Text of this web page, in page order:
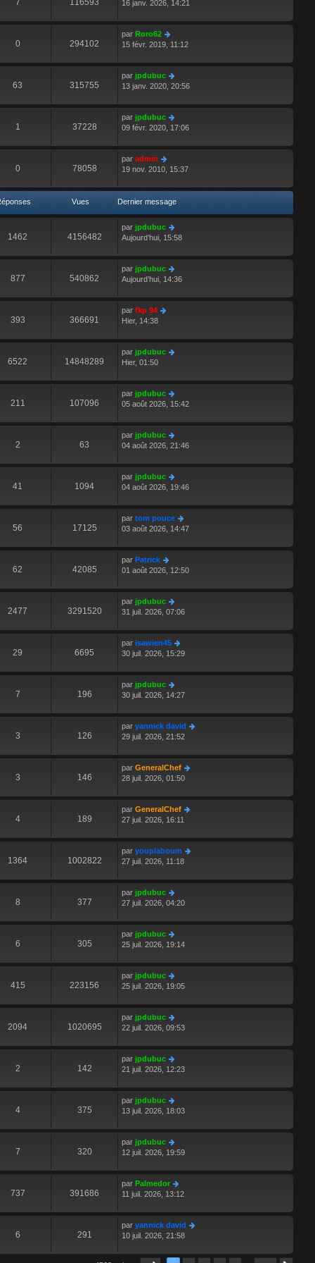
7 116593
16 janv. 2026, 14:21
0 294102
par Roro62
15 févr. 2019, 11:12
63 315755
par jpdubuc
13 janv. 2020, 20:56
1 37228
par jpdubuc
09 févr. 2020, 17:06
0 78058
par admin
19 nov. 2010, 15:37
Vues Dernier message
1462 4156482
par jpdubuc
Aujourd’hui, 15:58
877 540862
par jpdubuc
Aujourd’hui, 14:36
393 366691
par fkp 94
Hier, 14:38
6522 14848289
par jpdubuc
Hier, 01:50
211 107096
par jpdubuc
05 août 2026, 15:42
2 63
par jpdubuc
04 août 2026, 21:46
41 1094
par jpdubuc
04 août 2026, 19:46
56 17125
par tom pouce
03 août 2026, 14:47
62 42085
par Patrick
01 août 2026, 12:50
2477 3291520
par jpdubuc
31 juil. 2026, 07:06
29 6695
par isawien45
30 juil. 2026, 15:29
7 196
par jpdubuc
30 juil. 2026, 14:27
3 126
par yannick david
29 juil. 2026, 21:52
3 146
par GeneralChef
28 juil. 2026, 01:50
4 189
par GeneralChef
27 juil. 2026, 16:11
1364 1002822
par youplaboum
27 juil. 2026, 11:18
8 377
par jpdubuc
27 juil. 2026, 04:20
6 305
par jpdubuc
25 juil. 2026, 19:14
415 223156
par jpdubuc
25 juil. 2026, 19:05
2094 1020695
par jpdubuc
22 juil. 2026, 09:53
2 142
par jpdubuc
21 juil. 2026, 12:23
4 375
par jpdubuc
13 juil. 2026, 18:03
7 320
par jpdubuc
12 juil. 2026, 19:59
737 391686
par Palmedor
11 juil. 2026, 13:12
6 291
par yannick david
10 juil. 2026, 21:58